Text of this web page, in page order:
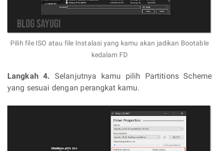
Pilih file ISO atau file Instalasi yang kamu akan jadikan Bootable
kedalam FD
Langkah 4.Selanjutnya kamu pilih Partitions Scheme
yang sesuai dengan perangkat kamu.